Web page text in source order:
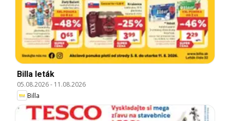
Billa leták
05.08.2026- 11.08.2026
Billa